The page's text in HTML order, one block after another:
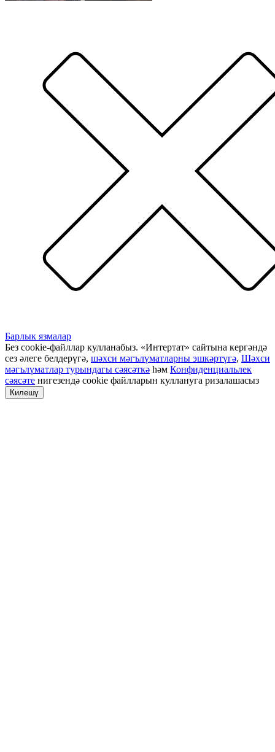
Барлык язмалар
Без cookie-файллар кулланабыз. «Интертат» сайтына кергәндә
сез әлеге белдерүгә, шәхси мәгълүматларны эшкәртүгә, Шәхси
мәгълүматлар турындагы сәясәткә һәм Конфиденциальлек
сәясәте нигезендә cookie файлларын куллануга ризалашасыз
Килешү